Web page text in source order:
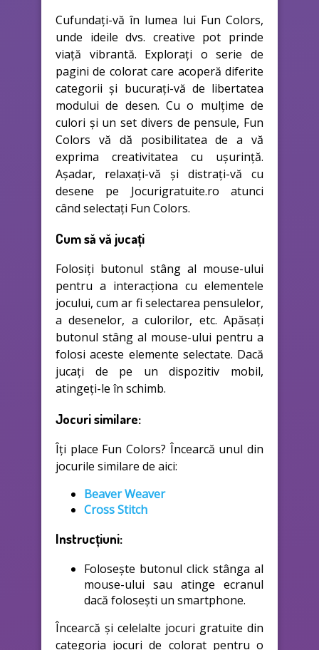
Cufundați-vă în lumea lui Fun Colors,
unde ideile dvs. creative pot prinde
viață vibrantă. Explorați o serie de
pagini de colorat care acoperă diferite
categorii și bucurați-vă de libertatea
modului de desen. Cu o mulțime de
culori și un set divers de pensule, Fun
Colors vă dă posibilitatea de a vă
exprima creativitatea cu ușurință.
Așadar, relaxați-vă și distrați-vă cu
desene pe Jocurigratuite.ro atunci
când selectați Fun Colors.
Cum să vă jucați
Folosiți butonul stâng al mouse-ului
pentru a interacționa cu elementele
jocului, cum ar fi selectarea pensulelor,
a desenelor, a culorilor, etc. Apăsați
butonul stâng al mouse-ului pentru a
folosi aceste elemente selectate. Dacă
jucați de pe un dispozitiv mobil,
atingeți-le în schimb.
Jocuri similare:
Îți place Fun Colors? Încearcă unul din
jocurile similare de aici:
Beaver Weaver
Cross Stitch
Instrucțiuni:
Folosește butonul click stânga al
mouse-ului sau atinge ecranul
dacă folosești un smartphone.
Încearcă și celelalte jocuri gratuite din
categoria jocuri de colorat pentru o